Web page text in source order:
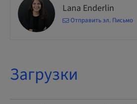
Lana Enderlin
Отправить эл. Письмо
Загрузки